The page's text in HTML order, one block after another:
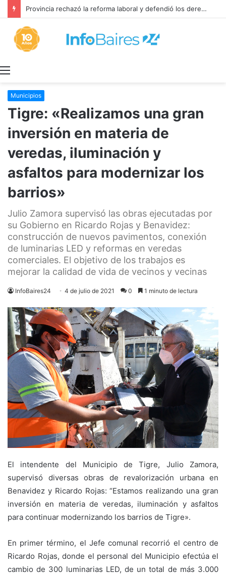
Provincia rechazó la reforma laboral y defendió los derechos de los trabajadores
Municipios
Tigre: «Realizamos una gran
inversión en materia de
veredas, iluminación y
asfaltos para modernizar los
barrios»
Julio Zamora supervisó las obras ejecutadas por
su Gobierno en Ricardo Rojas y Benavidez:
construcción de nuevos pavimentos, conexión
de luminarias LED y reformas en veredas
comerciales. El objetivo de los trabajos es
mejorar la calidad de vida de vecinos y vecinas
InfoBaires24 4 de julio de 2021 0 1 minuto de lectura
El intendente del Municipio de Tigre, Julio Zamora,
supervisó diversas obras de revalorización urbana en
Benavidez y Ricardo Rojas: “Estamos realizando una gran
inversión en materia de veredas, iluminación y asfaltos
para continuar modernizando los barrios de Tigre».
En primer término, el Jefe comunal recorrió el centro de
Ricardo Rojas, donde el personal del Municipio efectúa el
cambio de 300 luminarias LED, de un total de más 3.000